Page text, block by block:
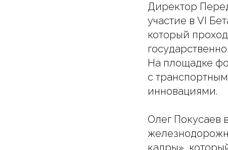
Директор
участие в VI
который
На площадке
с
инновациями.
Олег Покусаев
кадры»,